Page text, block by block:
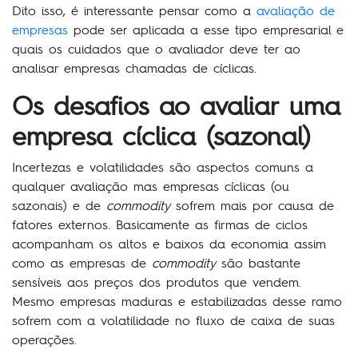
Dito isso, é interessante pensar como a avaliação de
empresas pode ser aplicada a esse tipo empresarial e
quais os cuidados que o avaliador deve ter ao
analisar empresas chamadas de cíclicas.
Os desafios ao avaliar uma
empresa cíclica (sazonal)
Incertezas e volatilidades são aspectos comuns a
qualquer avaliação mas empresas cíclicas (ou
sazonais) e de commoditysofrem mais por causa de
fatores externos. Basicamente as firmas de ciclos
acompanham os altos e baixos da economia assim
como as empresas de commoditysão bastante
sensíveis aos preços dos produtos que vendem.
Mesmo empresas maduras e estabilizadas desse ramo
sofrem com a volatilidade no fluxo de caixa de suas
operações.